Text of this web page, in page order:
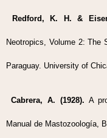
Redford, K. H. &
Neotropics, Volume 2: The
Paraguay. University of
Cabrera, A. (1928). A
Manual de Mastozoología,